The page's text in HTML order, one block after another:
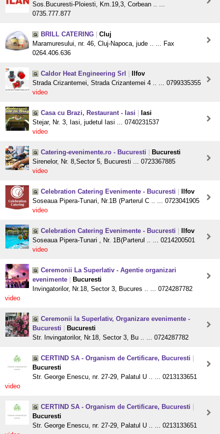
Sos.Bucuresti-Ploiesti, Km.19,3, Corbean .. ...
0735.777.877
BRILL CATERING
Cluj
Maramuresului, nr. 46, Cluj-Napoca, jude .. ... Fax
0264.406.636
Caldor Heat Engineering Srl
Ilfov
Strada Crizantemei, Strada Crizantemei 4 .. ... 0799335355
video
Casa cu Brazi, Restaurant - Iasi
Iasi
Stejar, Nr. 3, Iasi, judetul Iasi ... 0740231537
video
Catering-evenimente.ro - Bucuresti
Bucuresti
Sirenelor, Nr. 8,Sector 5, Bucuresti ... 0723367885
video
Celebration Catering Evenimente - Bucuresti
Ilfov
Soseaua Pipera-Tunari, Nr.1B (Parterul C .. ... 0723041905
video
Celebration Catering Evenimente - Bucuresti
Ilfov
Soseaua Pipera-Tunari , Nr. 1B(Parterul .. ... 0214200501
video
Ceremonii La Superlativ - Agentie organizari
evenimente
Bucuresti
Invingatorilor, Nr.18, Sector 3, Bucures .. ... 0724287782
video
Ceremonii la Superlativ, Organizare evenimente -
Bucuresti
Bucuresti
Str. Invingatorilor, Nr.18, Sector 3, Bu .. ... 0724287782
CERTIND SA - Organism de Certificare, Bucuresti
Bucuresti
Str. George Enescu, nr. 27-29, Palatul U .. ... 0213133651
video
CERTIND SA - Organism de Certificare, Bucuresti
Bucuresti
Str. George Enescu, nr. 27-29, Palatul U .. ... 0213133651